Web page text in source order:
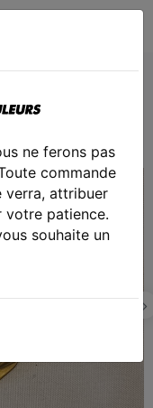
ne ferons pas
commande
verra, attribuer
votre patience.
souhaite un